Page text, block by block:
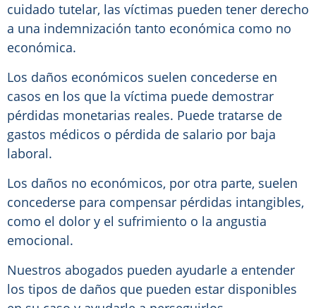
cuidado tutelar, las víctimas pueden tener derecho
a una indemnización tanto económica como no
económica.
Los daños económicos suelen concederse en
casos en los que la víctima puede demostrar
pérdidas monetarias reales. Puede tratarse de
gastos médicos o pérdida de salario por baja
laboral.
Los daños no económicos, por otra parte, suelen
concederse para compensar pérdidas intangibles,
como el dolor y el sufrimiento o la angustia
emocional.
Nuestros abogados pueden ayudarle a entender
los tipos de daños que pueden estar disponibles